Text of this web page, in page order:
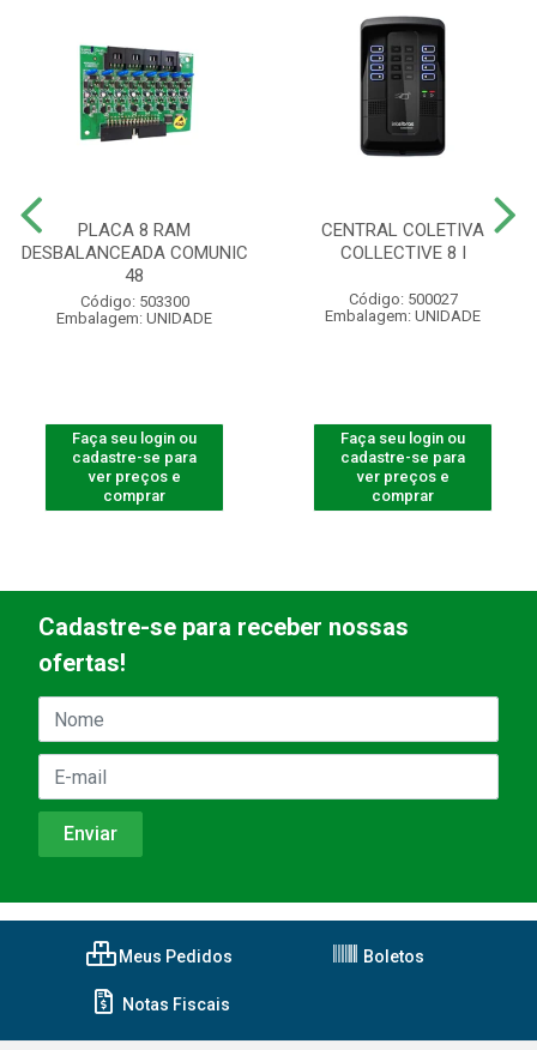
PLACA 8 RAM
DESBALANCEADA COMUNIC
48
Código: 503300
Embalagem: UNIDADE
Faça seu login ou
cadastre-se para
ver preços e
comprar
CENTRAL COLETIVA
COLLECTIVE 8 I
Código: 500027
Embalagem: UNIDADE
Faça seu login ou
cadastre-se para
ver preços e
comprar
Cadastre-se para receber nossas
ofertas!
Meus Pedidos Boletos
Notas Fiscais